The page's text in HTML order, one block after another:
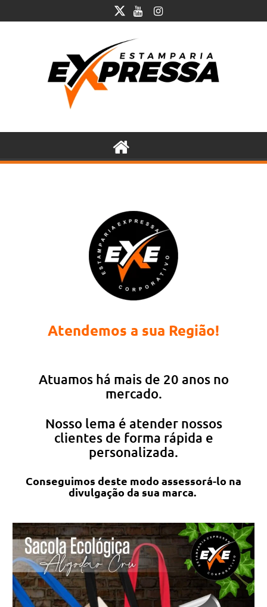
Atendemos a sua Região!
Atuamos há mais de 20 anos no
mercado.
Nosso lema é atender nossos
clientes de forma rápida e
personalizada.
Conseguimos deste modo assessorá-lo na
divulgação da sua marca.